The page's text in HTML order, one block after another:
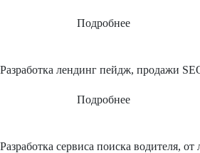
Подробнее
Разработка лендинг пейдж, продажи
Подробнее
Разработка сервиса поиска водителя,